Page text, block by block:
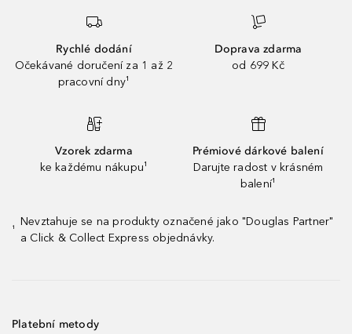
Rychlé dodání
Očekávané doručení za 1 až 2
pracovní dny¹
Doprava zdarma
od 699 Kč
Vzorek zdarma
ke každému nákupu¹
Prémiové dárkové balení
Darujte radost v krásném
balení¹
¹
Nevztahuje se na produkty označené jako "Douglas Partner"
a Click & Collect Express objednávky.
Platební metody